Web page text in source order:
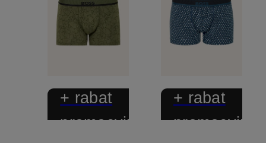
+ rabat
promocyjny
+ rabat
promocyjny